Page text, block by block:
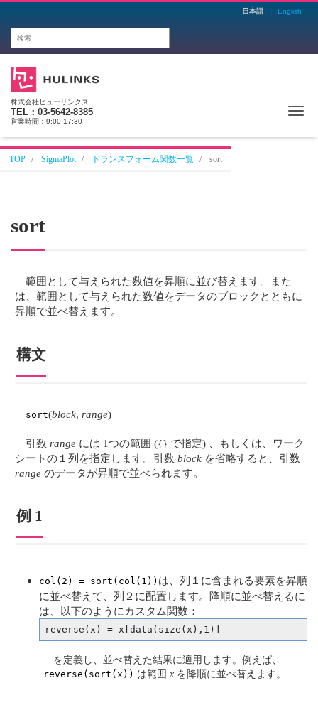
日本語 English
株式会社ヒューリンクス
TEL：03-5642-8385
営業時間：9:00-17:30
TOP SigmaPlot トランスフォーム関数一覧 sort
sort
範囲として与えられた数値を昇順に並び替えます。また
は、範囲として与えられた数値をデータのブロックとともに
昇順で並べ替えます。
構文
sort(block,range)
引数range には 1つの範囲 ({} で指定) 、もしくは、ワーク
シートの１列を指定します。引数block を省略すると、引数
rangeのデータが昇順で並べられます。
例 1
col(2) = sort(col(1)) は、列１に含まれる要素を昇順
に並べ替えて、列２に配置します。降順に並べ替えるに
は、以下のようにカスタム関数：
reverse(x) = x[data(size(x),1)]
を定義し、並べ替えた結果に適用します。例えば、
reverse(sort(x)) は範囲 xを降順に並べ替えます。